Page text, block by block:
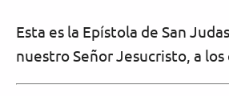
Esta es la Epístola de San
nuestro Señor Jesucristo, a